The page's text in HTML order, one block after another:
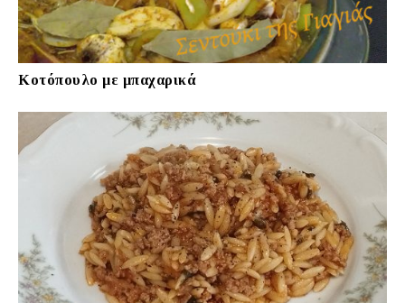
Κοτόπουλο με μπαχαρικά